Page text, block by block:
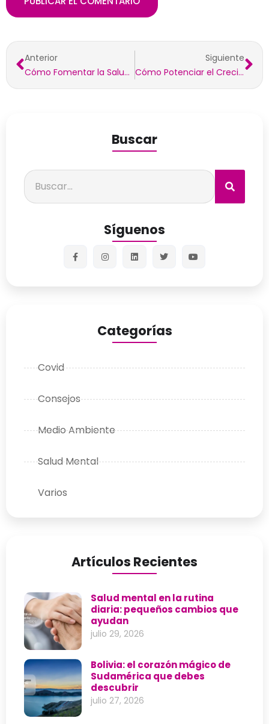
Anterior
Cómo Fomentar la Salud Mental en los Jóvenes
Siguiente
Cómo Potenciar el Crecimiento Profesional de los Jóvenes en tu Empresa
Buscar
Síguenos
Categorías
Covid
Consejos
Medio Ambiente
Salud Mental
Varios
Artículos Recientes
Salud mental en la rutina
diaria: pequeños cambios que
ayudan
julio 29, 2026
Bolivia: el corazón mágico de
Sudamérica que debes
descubrir
julio 27, 2026